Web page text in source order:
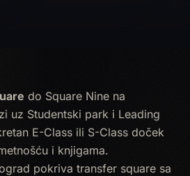
do Square Nine na
uz Studentski park i Leading
E-Class ili S-Class doček
i knjigama.
pokriva transfer square sa